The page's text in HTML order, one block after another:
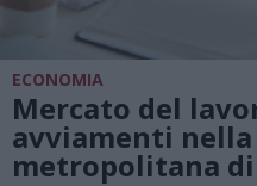
ECONOMIA
Mercato del
avviamenti
metropolitana